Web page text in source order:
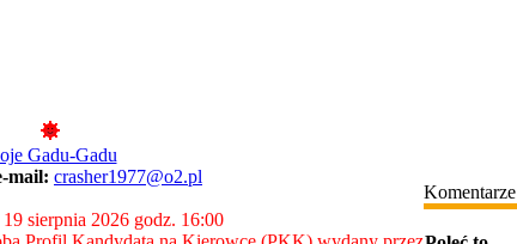
Gadu-Gadu
mail: crasher1977@o2.pl
sierpnia 2026 godz. 16:00
Komentarze